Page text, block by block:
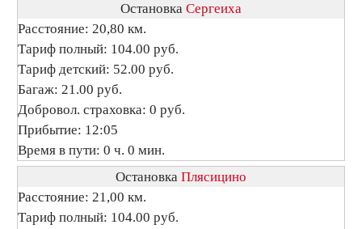
Остановка Сергеиха
Расстояние: 20,80 км.
Тариф полный: 104.00 руб.
Тариф детский: 52.00 руб.
Багаж: 21.00 руб.
Добровол. страховка: 0 руб.
Прибытие: 12:05
Время в пути: 0 ч. 0 мин.
Остановка Плясицино
Расстояние: 21,00 км.
Тариф полный: 104.00 руб.